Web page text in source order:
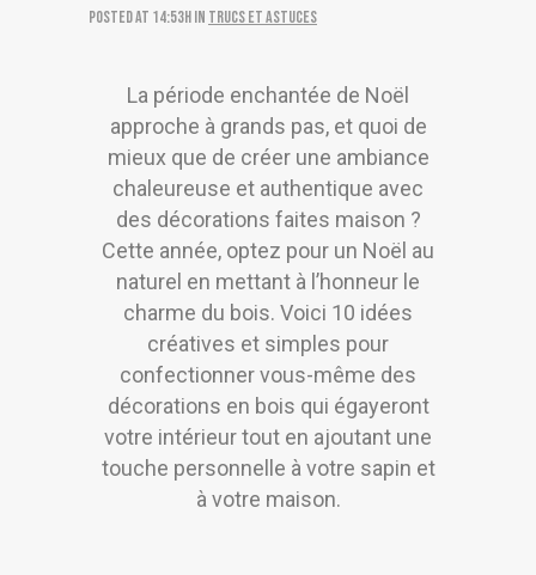
Posted at 14:53hin Trucs et astuces
La période enchantée de Noël
approche à grands pas, et quoi de
mieux que de créer une ambiance
chaleureuse et authentique avec
des décorations faites maison ?
Cette année, optez pour un Noël au
naturel en mettant à l’honneur le
charme du bois. Voici 10 idées
créatives et simples pour
confectionner vous-même des
décorations en bois qui égayeront
votre intérieur tout en ajoutant une
touche personnelle à votre sapin et
à votre maison.